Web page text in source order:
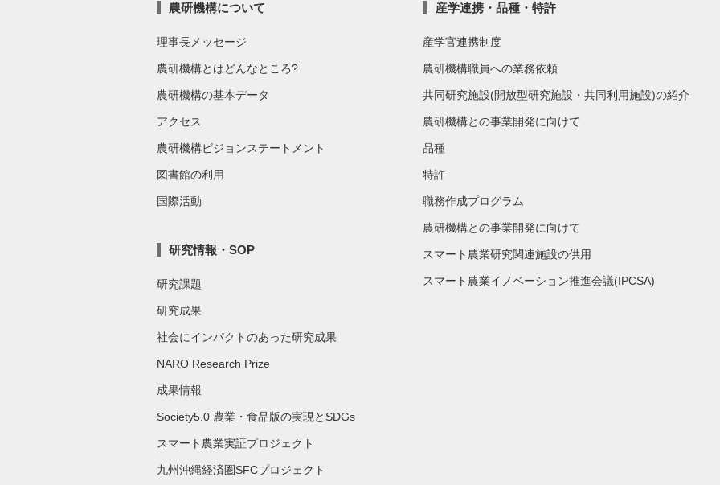
農研機構について
理事長メッセージ
農研機構とはどんなところ?
農研機構の基本データ
アクセス
農研機構ビジョンステートメント
図書館の利用
国際活動
研究情報・SOP
研究課題
研究成果
社会にインパクトのあった研究成果
NARO Research Prize
成果情報
Society5.0 農業・食品版の実現とSDGs
スマート農業実証プロジェクト
九州沖縄経済圏SFCプロジェクト
産学連携・品種・特許
産学官連携制度
農研機構職員への業務依頼
共同研究施設(開放型研究施設・共同利用施設)の紹介
農研機構との事業開発に向けて
品種
特許
職務作成プログラム
農研機構との事業開発に向けて
スマート農業研究関連施設の供用
スマート農業イノベーション推進会議(IPCSA)